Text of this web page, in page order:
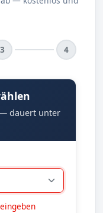
3 4
dauert unter